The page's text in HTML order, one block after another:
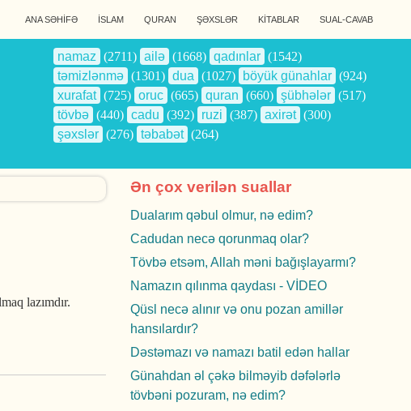
ANA SƏHİFƏ İSLAM QURAN ŞƏXSLƏR KİTABLAR SUAL-CAVAB
namaz (2711) ailə (1668) qadınlar (1542)
təmizlənmə (1301) dua (1027) böyük günahlar (924)
xurafat (725) oruc (665) quran (660) şübhələr (517)
tövbə (440) cadu (392) ruzi (387) axirət (300)
şəxslər (276) təbabət (264)
lazımdır.
Ən çox verilən suallar
Dualarım qəbul olmur, nə edim?
Cadudan necə qorunmaq olar?
Tövbə etsəm, Allah məni bağışlayarmı?
Namazın qılınma qaydası - VİDEO
Qüsl necə alınır və onu pozan amillər
hansılardır?
Dəstəmazı və namazı batil edən hallar
Günahdan əl çəkə bilməyib dəfələrlə
tövbəni pozuram, nə edim?